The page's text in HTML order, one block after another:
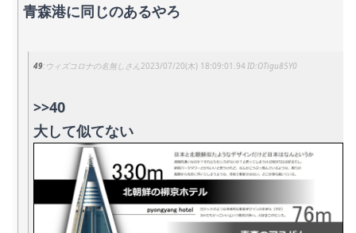
青森港に同じのあるやろ
49 ウィズコロナの名無しさん2023/07/20(木) 18:09:01.94 OTigu85Y0
>>40
大して似てない